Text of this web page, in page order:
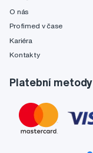
O nás
Profimed v čase
Kariéra
Kontakty
Platební metody